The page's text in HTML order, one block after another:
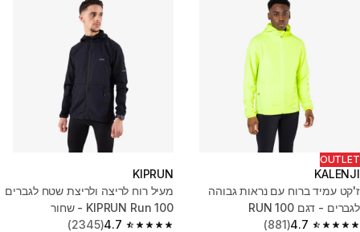
OUTLET
KALENJI
ז'קט עמיד ברוח עם נראות גבוהה
לגברים - דגם RUN 100
4.7
(881)
KIPRUN
מעיל רוח לריצה ולריצת שטח לגברים
KIPRUN Run 100 - שחור
4.7
(2345)